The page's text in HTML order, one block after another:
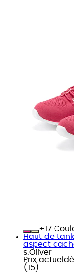
+
Haut de
aspect
s.Oliver
Prix actuel
( 15 )